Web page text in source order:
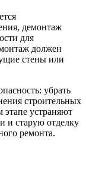
демонтаж
для
должен
стены или
убрать
строительных
этапе устраняют
и старую отделку
ремонта.